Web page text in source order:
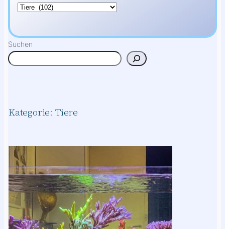
Suchen
Kategorie: Tiere